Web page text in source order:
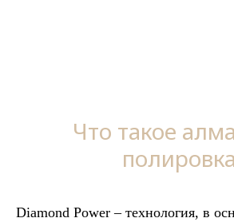
Что такое
полировка
Diamond Power – технология, в